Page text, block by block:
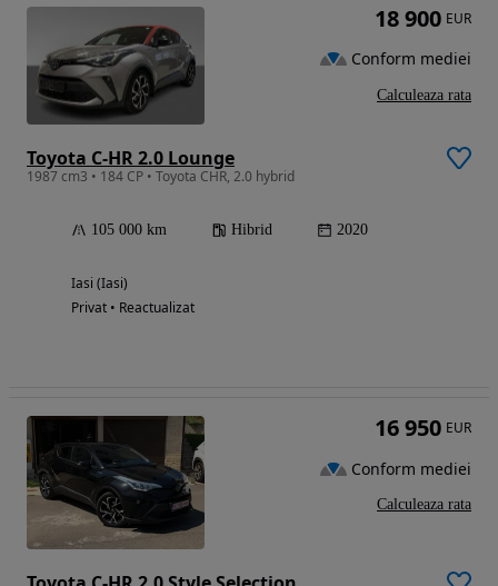
Toyota C-HR 2.0 Lounge
1987 cm3 • 184 CP • Toyota CHR, 2.0 hybrid
105 000 km Hibrid 2020
Iasi (Iasi)
Privat • Reactualizat
18 900 EUR
Conform mediei
Calculeaza rata
16 950 EUR
Conform mediei
Calculeaza rata